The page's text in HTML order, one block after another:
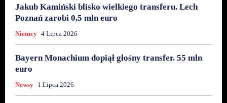
Jakub Kamiński blisko wielkiego transferu. Lech
Poznań zarobi 0,5 mln euro
Niemcy 4 Lipca 2026
Bayern Monachium dopiął głośny transfer. 55 mln
euro
Newsy 1 Lipca 2026